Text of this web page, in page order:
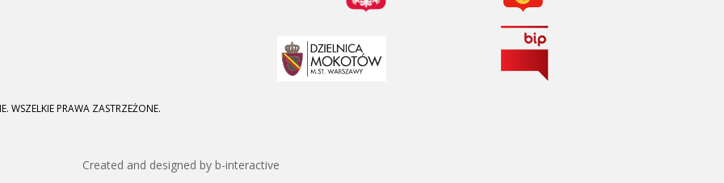
WSZELKIE PRAWA ZASTRZEŻONE.
Created and designed by b-interactive